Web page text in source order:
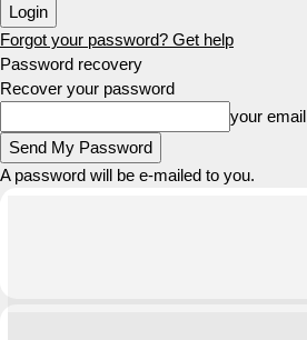
Forgot your password? Get help
Password recovery
Recover your password
your email
A password will be e-mailed to you.